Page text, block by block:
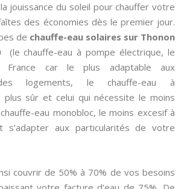
jouissance du soleil pour chauffer votre
des économies dès le premier jour.
de chauffe-eau solaires sur Thonon
(le chauffe-eau à pompe électrique, le
car le plus adaptable aux
logements, le chauffe-eau à
plus sûr et celui qui nécessite le moins
eau monobloc, le moins excesif à
s’adapter aux particularités de votre
couvrir de 50% à 70% de vos besoins